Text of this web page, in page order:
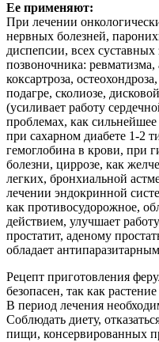
Ее применяют:
При лечении
нервных болезней,
диспепсии, всех
позвоночника: ревматизма,
коксартроза,
подагре, сколиозе,
(усиливает работу
проблемах, как сильнейшее
при сахарном диабете 1-2
гемоглобина в крови, при
болезни, циррозе, как
легких, бронхиальной
лечении эндокринной
как противосудорожное,
действием, улучшает
простатит, аденому
обладает
Рецепт приготовления
безопасен, так как
В период лечения
Соблюдать диету,
пищи, консервированных